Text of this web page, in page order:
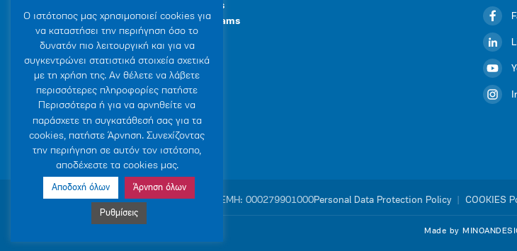
Human Resources
Healthcare Programs
General Facilities
© 2007-2026 HYGEIA S.M.S.A. ΓΕΜΗ: 000279901000Personal Data Protection Policy COOKIES
Made by
Ο ιστότοπoς μας χρησιμοποιεί cookies για
να καταστήσει την περιήγηση όσο το
δυνατόν πιο λειτουργική και για να
συγκεντρώνει στατιστικά στοιχεία σχετικά
με τη χρήση της. Αν θέλετε να λάβετε
περισσότερες πληροφορίες πατήστε
Περισσότερα ή για να αρνηθείτε να
παράσχετε τη συγκατάθεσή σας για τα
cookies, πατήστε Άρνηση. Συνεχίζοντας
την περιήγηση σε αυτόν τον ιστότοπο,
αποδέχεστε τα cookies μας.
Αποδοχή όλων Άρνηση όλων
Ρυθμίσεις